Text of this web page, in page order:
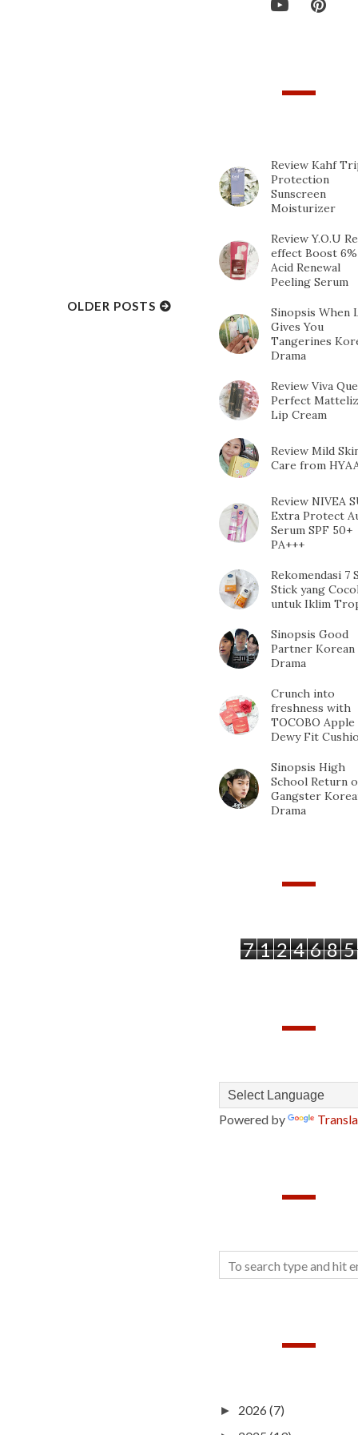
OLDER POSTS
Review Kahf
Protection
Sunscreen
Moisturizer
Review Y.O.U
effect Boost 6%
Acid Renewal
Peeling Serum
Sinopsis When
Gives You
Tangerines
Drama
Review Viva
Perfect
Lip Cream
Review Mild
Care from
Review NIVEA
Extra Protect
Serum SPF 50+
PA+++
Rekomendasi 7
Stick yang
untuk Iklim
Sinopsis Good
Partner Korean
Drama
Crunch into
freshness with
TOCOBO Apple
Dewy Fit
Sinopsis High
School Return
Gangster
Drama
7 1 2 4 6 8 5
Powered by
► 2026 (7)